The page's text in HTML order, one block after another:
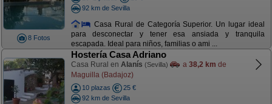
8 Fotos
92 km de Sevilla
Casa Rural de Categoría Superior. Un lugar ideal
para desconectar y tener esa ansiada y tranquila
escapada. Ideal para niños, familias o ami ...
Hostería Casa Adriano
Casa Rural en Alanís (Sevilla) a 38,2 km de
Maguilla (Badajoz)
10 plazas
25 €
92 km de Sevilla